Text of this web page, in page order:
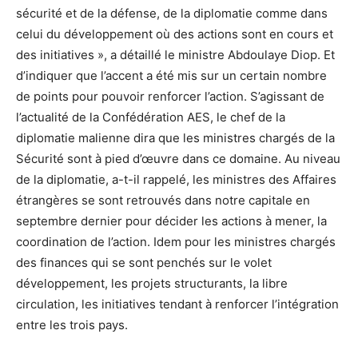
sécurité et de la défense, de la diplomatie comme dans
celui du développement où des actions sont en cours et
des initiatives », a détaillé le ministre Abdoulaye Diop. Et
d’indiquer que l’accent a été mis sur un certain nombre
de points pour pouvoir renforcer l’action. S’agissant de
l’actualité de la Confédération AES, le chef de la
diplomatie malienne dira que les ministres chargés de la
Sécurité sont à pied d’œuvre dans ce domaine. Au niveau
de la diplomatie, a-t-il rappelé, les ministres des Affaires
étrangères se sont retrouvés dans notre capitale en
septembre dernier pour décider les actions à mener, la
coordination de l’action. Idem pour les ministres chargés
des finances qui se sont penchés sur le volet
développement, les projets structurants, la libre
circulation, les initiatives tendant à renforcer l’intégration
entre les trois pays.